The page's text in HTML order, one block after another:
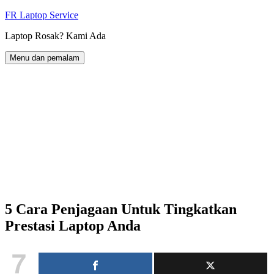
Langkau
kandungan
FR Laptop Service
Laptop Rosak? Kami Ada
Menu dan pemalam
5 Cara Penjagaan Untuk Tingkatkan
Prestasi Laptop Anda
7